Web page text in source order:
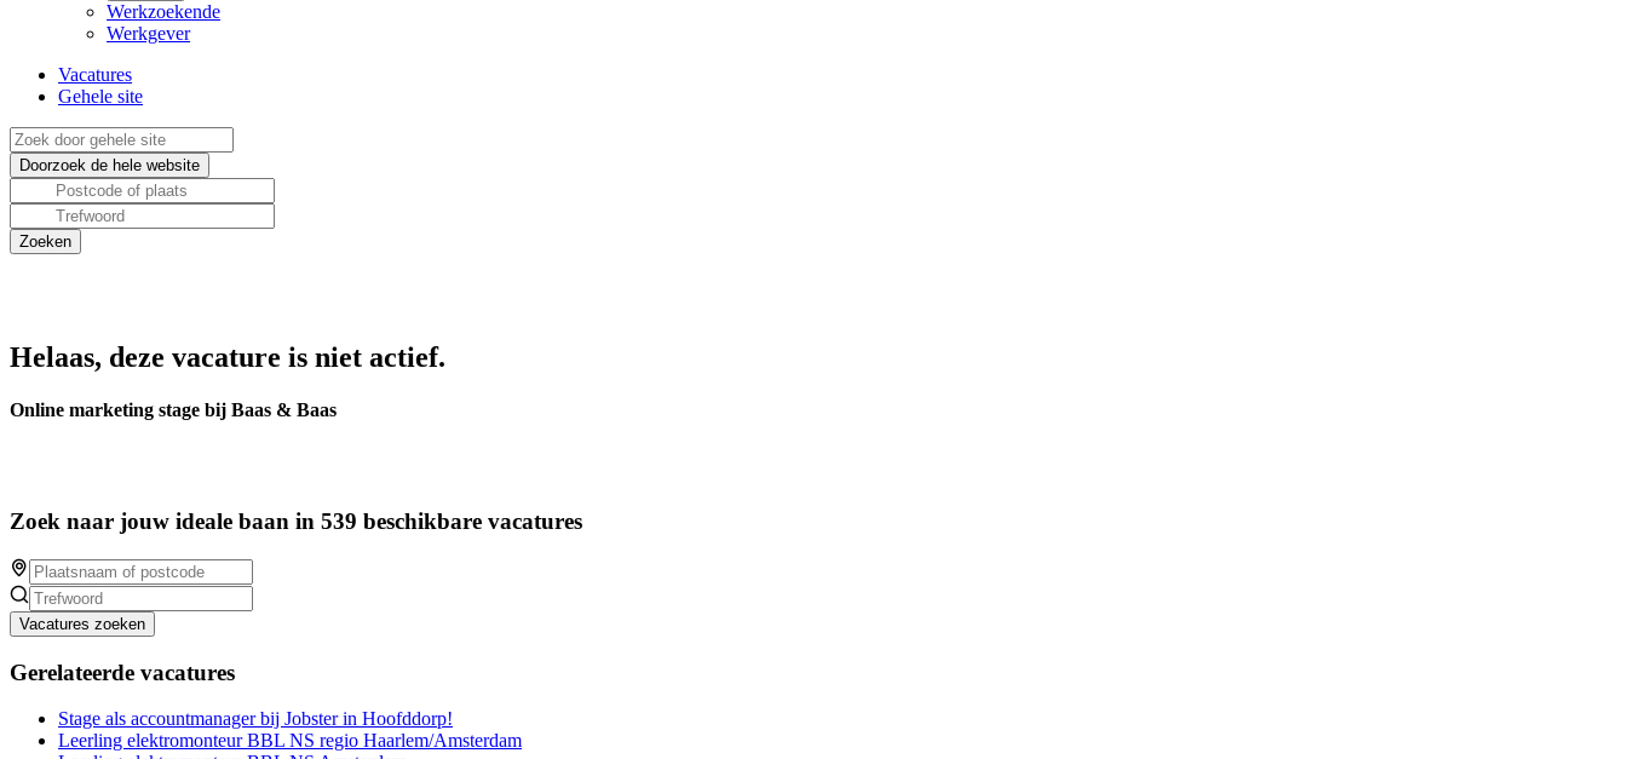
Werkzoekende
Werkgever
Vacatures
Gehele site
Helaas, deze vacature is niet actief.
Online marketing stage bij Baas & Baas
Zoek naar jouw ideale baan in 539 beschikbare vacatures
Vacatures zoeken
Gerelateerde vacatures
Stage als accountmanager bij Jobster in Hoofddorp!
Leerling elektromonteur BBL NS regio Haarlem/Amsterdam